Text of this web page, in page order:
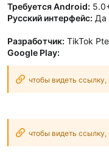
Требуется Android:
Русский интерфейс: Да
Разработчик: TikTok
Google Play:
чтобы видеть
чтобы видеть